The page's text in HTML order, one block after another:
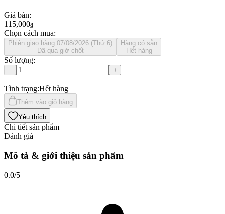
Giá bán:
115,000₫
Chọn cách mua:
Phiên giao hàng 07/08/2026 (Thứ 6)
Đã qua giờ chốt
Hàng có sẵn
Hết hàng
Số lượng:
− +
|
Tình trạng:Hết hàng
Thêm vào giỏ hàng
Yêu thích
Chi tiết sản phẩm
Đánh giá
Mô tả & giới thiệu sản phẩm
0.0/5